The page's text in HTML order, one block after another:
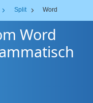
Split Word
Word